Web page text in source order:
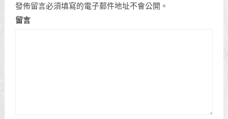
發佈留言必須填寫的電子郵件地址不會公開。
留言